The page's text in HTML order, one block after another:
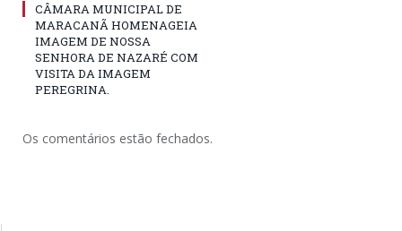
CÂMARA MUNICIPAL DE
MARACANÃ HOMENAGEIA
IMAGEM DE NOSSA
SENHORA DE NAZARÉ COM
VISITA DA IMAGEM
PEREGRINA.
Os comentários estão fechados.